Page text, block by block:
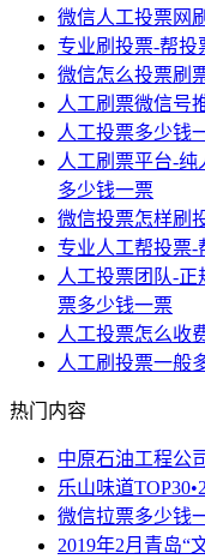
微信人工投票网
专业刷投票-帮投
微信怎么投票刷
人工刷票微信号
人工投票多少钱
人工刷票平台-
多少钱一票
微信投票怎样刷
专业人工帮投票-
人工投票团队-
票多少钱一票
人工投票怎么收
人工刷投票一般
热门内容
中原石油工程公
乐山味道
微信拉票多少钱
2019年2月青岛“